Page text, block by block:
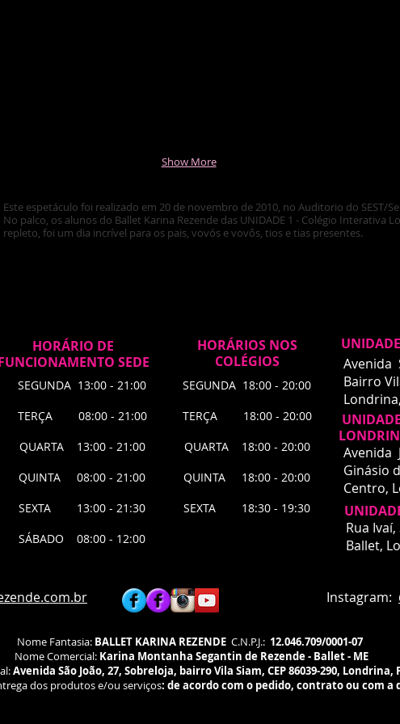
Show More
Este espetáculo foi realizado em 20 de novembro de 2010, no Auditorio do SEST/
No palco, os alunos do Ballet Karina Rezende das UNIDADE 1 - Colégio Interativa
repleto, foi um dia incrível para os pais, vovós e vovôs, tios e tias presentes.
HORÁRIO DE
SEDE
SEGUNDA 13:00 - 21:00
TERÇA 08:00 - 21:00
QUARTA 13:00 - 21:00
QUINTA 08:00 - 21:00
SEXTA 13:00 - 21:30
SÁBADO 08:00 - 12:00
HORÁRIOS NOS
COLÉGIOS
SEGUNDA 18:00 - 20:00
TERÇA 18:00 - 20:00
QUARTA 18:00 - 20:00
QUINTA 18:00 - 20:00
SEXTA 18:30 - 19:30
Avenida
Bairro
​Rua Ivaí,
Bairro
físico
Avenida
Ginásio
Centro,
Rua
Ballet,
Instagram:
Nome Fantasia: BALLET KARINA REZENDE C.N.P.J.: 12.046.709/0001-07
Nome Comercial: Karina Montanha Segantin de Rezende - Ballet - ME
Avenida São João, 27, Sobreloja, bairro Vila Siam, CEP 86039-290, Londrina,
dos produtos e/ou serviços: de acordo com o pedido, contrato ou com a